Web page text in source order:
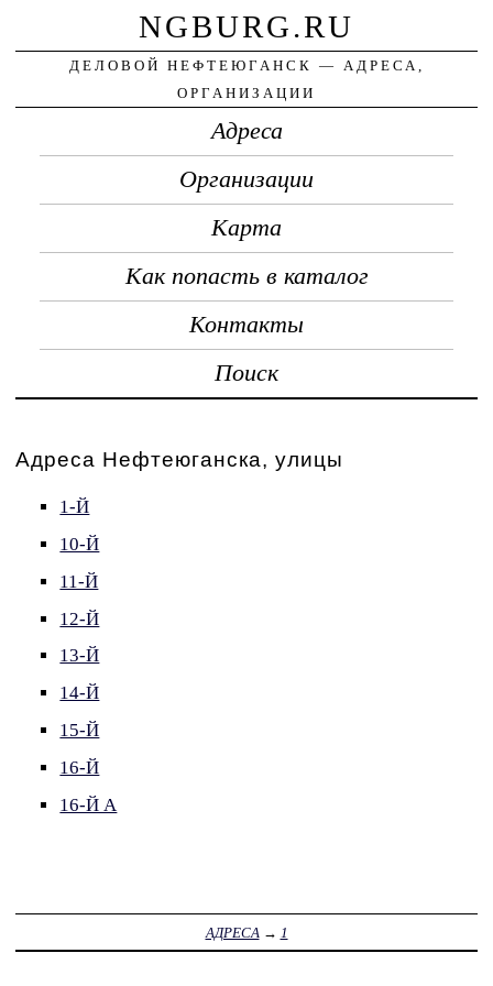
NGBURG.RU
ДЕЛОВОЙ НЕФТЕЮГАНСК — АДРЕСА,
ОРГАНИЗАЦИИ
Адреса
Организации
Карта
Как попасть в каталог
Контакты
Поиск
Адреса Нефтеюганска, улицы
1-Й
10-Й
11-Й
12-Й
13-Й
14-Й
15-Й
16-Й
16-Й А
АДРЕСА → 1